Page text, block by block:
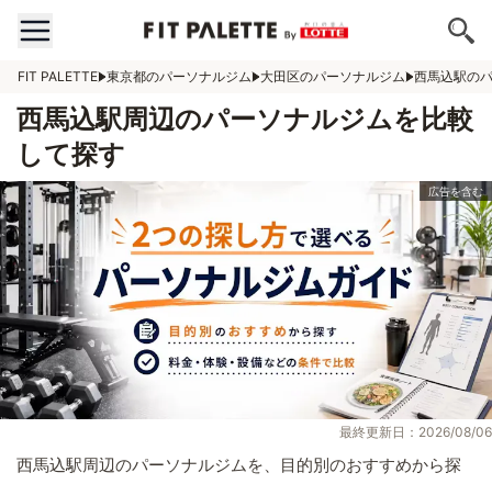
FIT PALETTE 東京都のパーソナルジム 大田区のパーソナルジム 西馬込駅の
西馬込駅周辺のパーソナルジムを比較
して探す
最終更新日：2026/08/06
西馬込駅周辺のパーソナルジムを、目的別のおすすめから探